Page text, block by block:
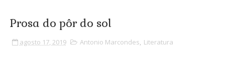
Prosa do pôr do sol
agosto 17, 2019 Antonio Marcondes, Literatura